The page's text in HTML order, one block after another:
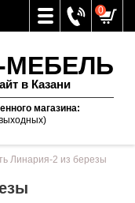
0
в Казани
магазина:
Линария-2 из березы